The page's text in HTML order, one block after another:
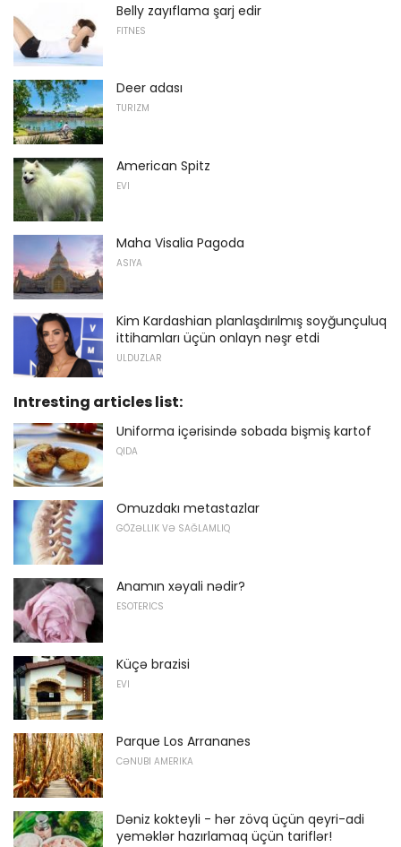
Belly zayıflama şarj edir
FITNES
Deer adası
TURIZM
American Spitz
EVI
Maha Visalia Pagoda
ASIYA
Kim Kardashian planlaşdırılmış soyğunçuluq
ittihamları üçün onlayn nəşr etdi
ULDUZLAR
Intresting articles list:
Uniforma içərisində sobada bişmiş kartof
QIDA
Omuzdakı metastazlar
GÖZƏLLIK VƏ SAĞLAMLIQ
Anamın xəyali nədir?
ESOTERICS
Küçə brazisi
EVI
Parque Los Arrananes
CƏNUBI AMERIKA
Dəniz kokteyli - hər zövq üçün qeyri-adi
yeməklər hazırlamaq üçün tariflər!